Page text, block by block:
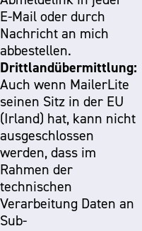
E-Mail oder durch
Nachricht an mich
abbestellen.
Drittlandübermittlung:
Auch wenn MailerLite
seinen Sitz in der EU
(Irland) hat, kann nicht
ausgeschlossen
werden, dass im
Rahmen der
technischen
Verarbeitung Daten an
Sub-